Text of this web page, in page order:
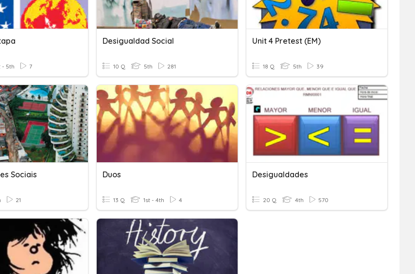
- 5th 7
Desigualdad Social
10 Q 5th 281
Unit 4 Pretest (EM)
18 Q 5th 39
Sociais
21
Duos
13 Q 1st - 4th 4
Desigualdades
20 Q 4th 570